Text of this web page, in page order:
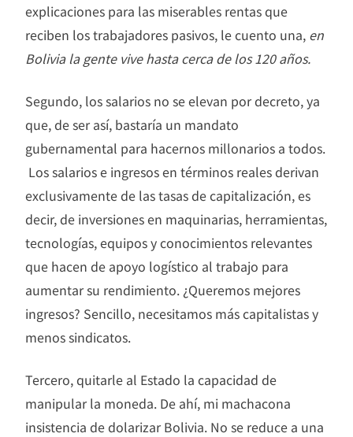
explicaciones para las miserables rentas que
reciben los trabajadores pasivos, le cuento una, en
Bolivia la gente vive hasta cerca de los 120 años.
Segundo, los salarios no se elevan por decreto, ya
que, de ser así, bastaría un mandato
gubernamental para hacernos millonarios a todos.
Los salarios e ingresos en términos reales derivan
exclusivamente de las tasas de capitalización, es
decir, de inversiones en maquinarias, herramientas,
tecnologías, equipos y conocimientos relevantes
que hacen de apoyo logístico al trabajo para
aumentar su rendimiento. ¿Queremos mejores
ingresos? Sencillo, necesitamos más capitalistas y
menos sindicatos.
Tercero, quitarle al Estado la capacidad de
manipular la moneda. De ahí, mi machacona
insistencia de dolarizar Bolivia. No se reduce a una